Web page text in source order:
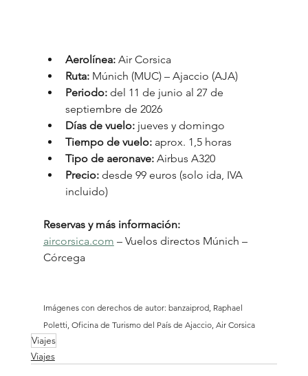
Aerolínea: Air Corsica
Ruta: Múnich (MUC) – Ajaccio (AJA)
Periodo: del 11 de junio al 27 de
septiembre de 2026
Días de vuelo: jueves y domingo
Tiempo de vuelo: aprox. 1,5 horas
Tipo de aeronave: Airbus A320
Precio: desde 99 euros (solo ida, IVA
incluido)
Reservas y más información:
aircorsica.com – Vuelos directos Múnich –
Córcega
Imágenes con derechos de autor: banzaiprod, Raphael
Poletti, Oficina de Turismo del País de Ajaccio, Air Corsica
Viajes
Viajes